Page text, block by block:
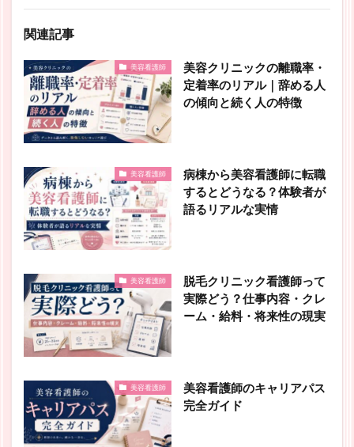
関連記事
美容看護師
美容クリニックの離職率・
定着率のリアル｜辞める人
の傾向と続く人の特徴
美容看護師
病棟から美容看護師に転職
するとどうなる？体験者が
語るリアルな実情
美容看護師
脱毛クリニック看護師って
実際どう？仕事内容・クレ
ーム・給料・将来性の現実
美容看護師
美容看護師のキャリアパス
完全ガイド